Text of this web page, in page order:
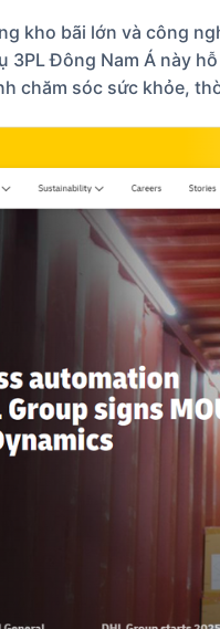
kho bãi lớn và công
3PL Đông Nam Á này
chăm sóc sức khỏe,